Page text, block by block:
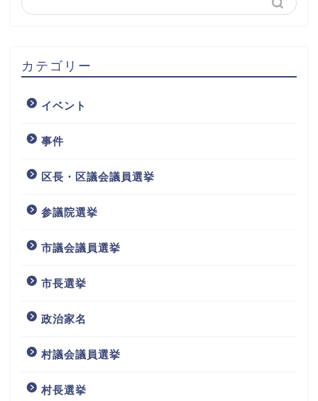
カテゴリー
イベント
事件
区長・区議会議員選挙
参議院選挙
市議会議員選挙
市長選挙
政治家名
村議会議員選挙
村長選挙